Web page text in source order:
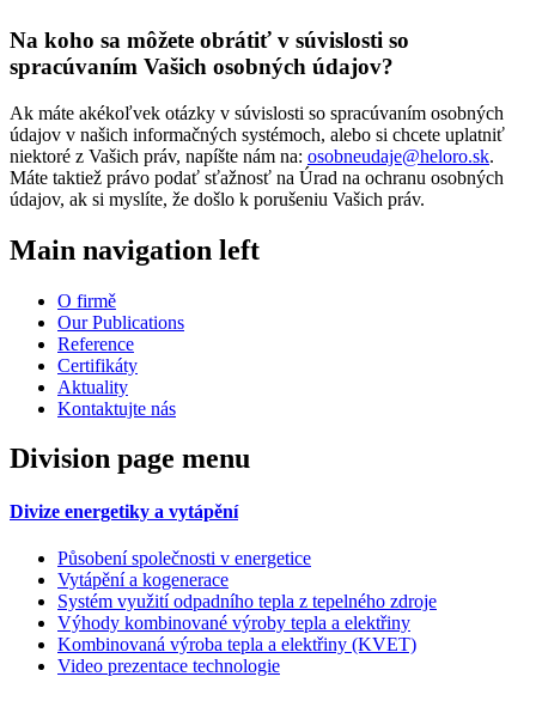
Na koho sa môžete obrátiť v súvislosti so
spracúvaním Vašich osobných údajov?
Ak máte akékoľvek otázky v súvislosti so spracúvaním osobných
údajov v našich informačných systémoch, alebo si chcete uplatniť
niektoré z Vašich práv, napíšte nám na: osobneudaje@heloro.sk.
Máte taktiež právo podať sťažnosť na Úrad na ochranu osobných
údajov, ak si myslíte, že došlo k porušeniu Vašich práv.
Main navigation left
O firmě
Our Publications
Reference
Certifikáty
Aktuality
Kontaktujte nás
Division page menu
Divize energetiky a vytápění
Působení společnosti v energetice
Vytápění a kogenerace
Systém využití odpadního tepla z tepelného zdroje
Výhody kombinované výroby tepla a elektřiny
Kombinovaná výroba tepla a elektřiny (KVET)
Video prezentace technologie